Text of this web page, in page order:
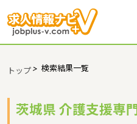
トップ> 検索結果一覧
茨城県 介護支援専